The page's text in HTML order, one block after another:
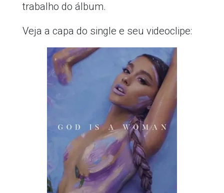
trabalho do álbum.
Veja a capa do single e seu videoclipe: